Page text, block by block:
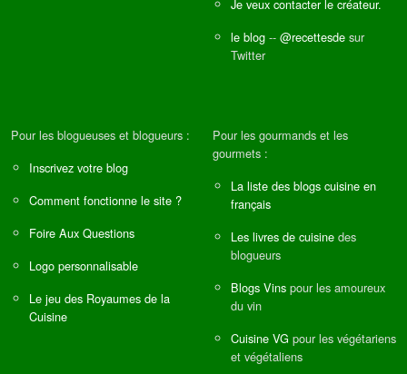
Je veux contacter le créateur.
le blog -- @recettesde sur
Twitter
Pour les blogueuses et blogueurs :
Inscrivez votre blog
Comment fonctionne le site ?
Foire Aux Questions
Logo personnalisable
Le jeu des Royaumes de la
Cuisine
Pour les gourmands et les
gourmets :
La liste des blogs cuisine en
français
Les livres de cuisine des
blogueurs
Blogs Vins pour les amoureux
du vin
Cuisine VG pour les végétariens
et végétaliens